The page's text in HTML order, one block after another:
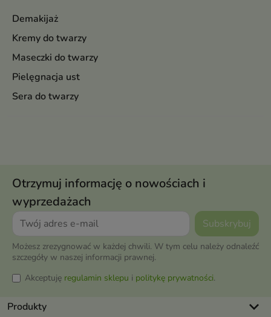
Demakijaż
Kremy do twarzy
Maseczki do twarzy
Pielęgnacja ust
Sera do twarzy
Otrzymuj informację o nowościach i
wyprzedażach
Możesz zrezygnować w każdej chwili. W tym celu należy odnaleźć
szczegóły w naszej informacji prawnej.
Akceptuję regulamin sklepu i politykę prywatności.
Produkty keyboard_arrow_down